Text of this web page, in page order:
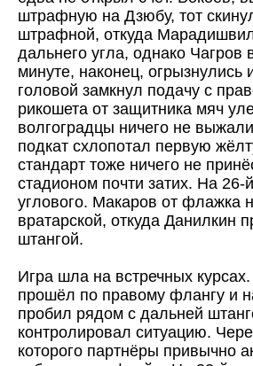
штрафную на Дзюбу, тот
штрафной, откуда
дальнего угла, однако
минуте, наконец,
головой замкнул подачу с
рикошета от защитника мяч
волгоградцы ничего не
подкат схлопотал первую
стандарт тоже ничего не
стадионом почти затих. На 26-
углового. Макаров от флажка
вратарской, откуда Данилкин
штангой.
Игра шла на встречных
прошёл по правому флангу и
пробил рядом с дальней
контролировал ситуацию.
которого партнёры привычно